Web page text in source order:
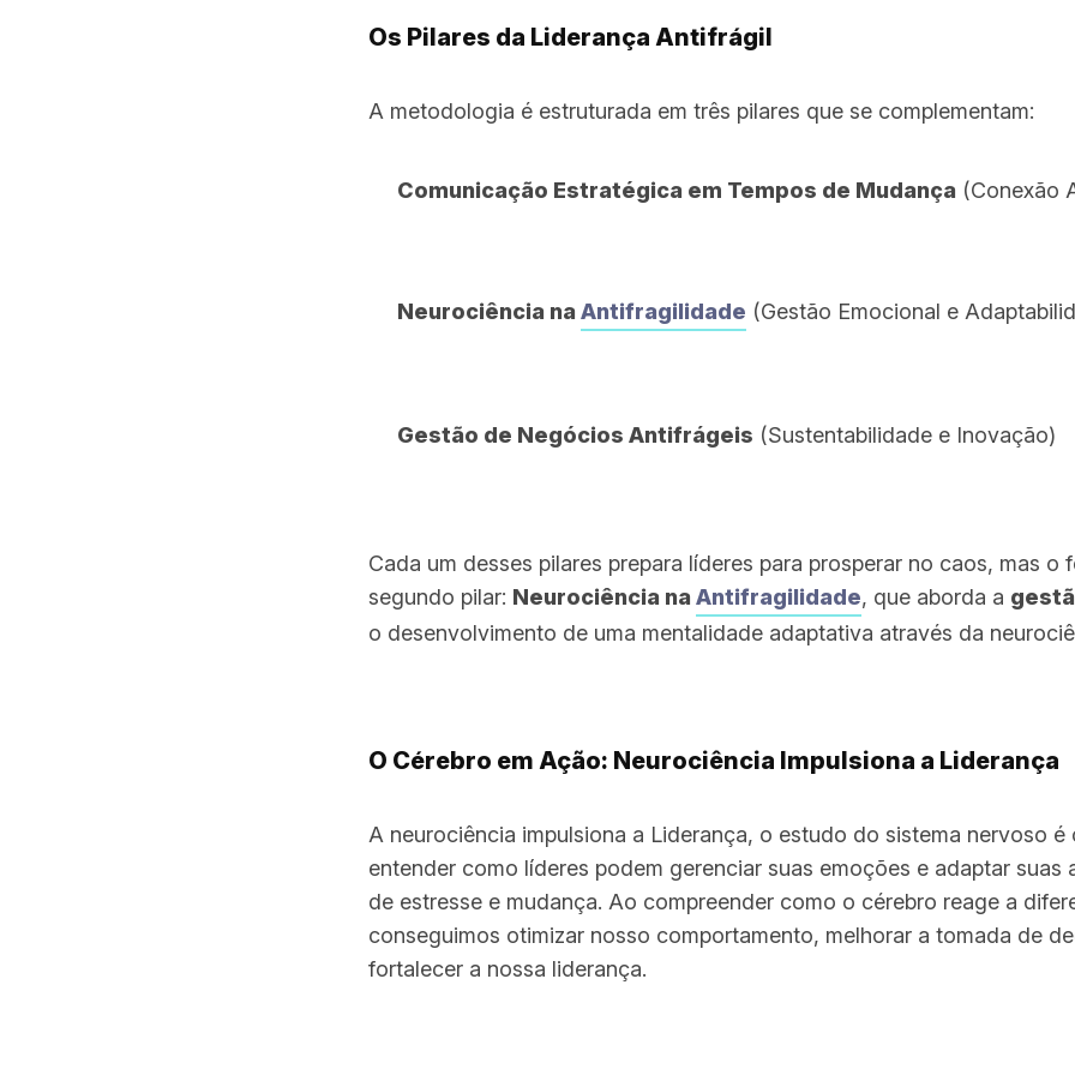
Os Pilares da Liderança Antifrágil
A metodologia é estruturada em três pilares que se complementam:
Comunicação Estratégica em Tempos de Mudança (Conexão
Neurociência na Antifragilidade (Gestão Emocional e
Gestão de Negócios Antifrágeis (Sustentabilidade e Inovação)
Cada um desses pilares prepara líderes para prosperar no caos, mas o
segundo pilar: Neurociência na Antifragilidade, que aborda a
o desenvolvimento de uma mentalidade adaptativa através da
O Cérebro em Ação: Neurociência Impulsiona a Liderança
A neurociência impulsiona a Liderança, o estudo do sistema nervoso é
entender como líderes podem gerenciar suas emoções e adaptar suas
de estresse e mudança. Ao compreender como o cérebro reage a
conseguimos otimizar nosso comportamento, melhorar a tomada de
fortalecer a nossa liderança.